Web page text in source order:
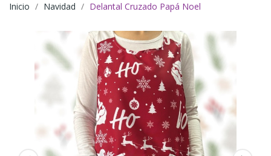
Inicio Navidad Delantal Cruzado Papá Noel